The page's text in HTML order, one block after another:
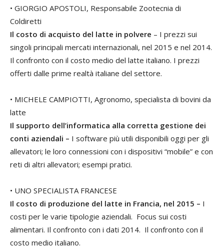
• GIORGIO APOSTOLI, Responsabile Zootecnia di
Coldiretti
Il costo di acquisto del latte in polvere – I prezzi sui
singoli principali mercati internazionali, nel 2015 e nel 2014.
Il confronto con il costo medio del latte italiano. I prezzi
offerti dalle prime realtà italiane del settore.
• MICHELE CAMPIOTTI, Agronomo, specialista di bovini da
latte
Il supporto dell’informatica alla corretta gestione dei
conti aziendali – I software più utili disponibili oggi per gli
allevatori; le loro connessioni con i dispositivi “mobile” e con
reti di altri allevatori; esempi pratici.
• UNO SPECIALISTA FRANCESE
Il costo di produzione del latte in Francia, nel 2015 – I
costi per le varie tipologie aziendali. Focus sui costi
alimentari. Il confronto con i dati 2014. Il confronto con il
costo medio italiano.